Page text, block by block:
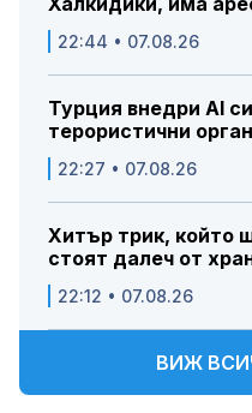
22:44 • 07.08.26
Турция внедри AI
терористични
22:27 • 07.08.26
Хитър трик, който
стоят далеч от
22:12 • 07.08.26
ВИЖ